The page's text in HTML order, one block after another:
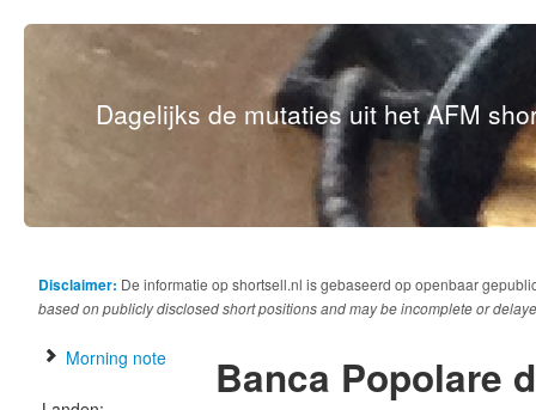
Dagelijks de mutaties uit het AFM
Disclaimer: De informatie op shortsell.nl is gebaseerd op openbaar
based on publicly disclosed short positions and may be incomplete or
Morning note Banca Popolare